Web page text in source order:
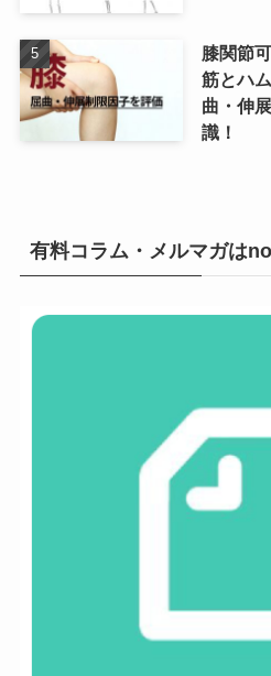
膝関節
筋とハ
曲・伸
識！
有料コラム・メルマガは